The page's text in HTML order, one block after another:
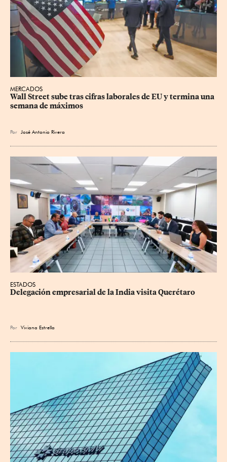
MERCADOS
Wall Street sube tras cifras laborales de EU y termina una
semana de máximos
Por José Antonio Rivera
ESTADOS
Delegación empresarial de la India visita Querétaro
Por Viviana Estrella